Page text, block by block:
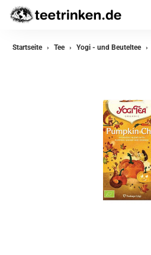
zurück
Startseite Tee Yogi - und Beuteltee